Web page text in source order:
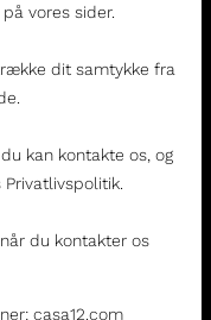
vores sider.
dit samtykke fra
kan kontakte os, og
du kontakter os
casa12.com